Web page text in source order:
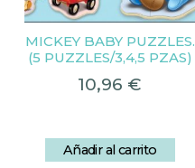
MICKEY BABY PUZZLES.
(5 PUZZLES/3,4,5 PZAS)
10,96 €
Añadir al carrito